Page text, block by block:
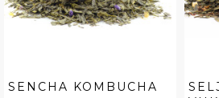
SENCHA KOMBUCHA